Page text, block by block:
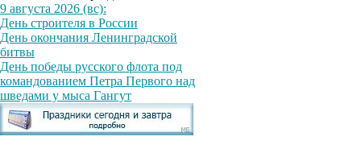
9 августа 2026 (вс):
День строителя в России
День окончания Ленинградской
битвы
День победы русского флота под
командованием Петра Первого над
шведами у мыса Гангут